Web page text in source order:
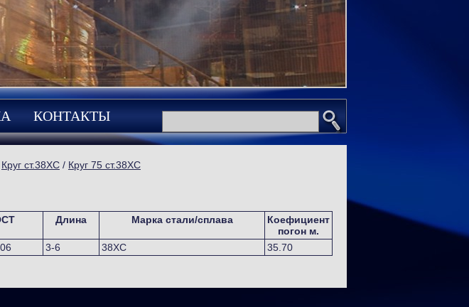
КОНТАКТЫ
Круг ст.38ХС / Круг 75 ст.38ХС
Длина Марка стали/сплава
Коефициент
погон м.
3-6 38ХС 35.70